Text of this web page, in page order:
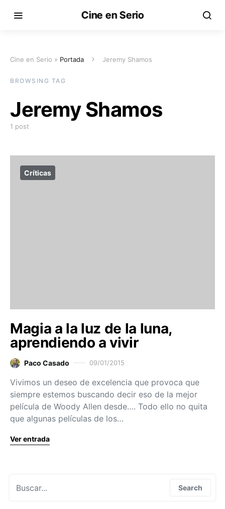
Cine en Serio
Cine en Serio » Portada Jeremy Shamos
BROWSING TAG
Jeremy Shamos
1 post
Críticas
Magia a la luz de la luna,
aprendiendo a vivir
Paco Casado 09/01/2015
Vivimos un deseo de excelencia que provoca que
siempre estemos buscando decir eso de la mejor
película de Woody Allen desde…. Todo ello no quita
que algunas películas de los…
Ver entrada
Search